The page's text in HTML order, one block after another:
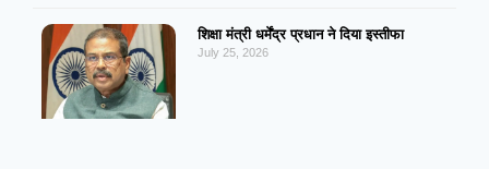
शिक्षा मंत्री धर्मेंद्र प्रधान ने दिया इस्तीफा
July 25, 2026